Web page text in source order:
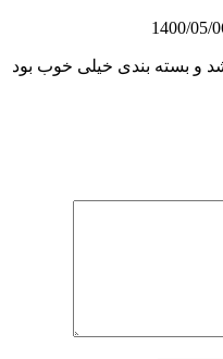
1400/05/
و بسته بندی خیلی خوب بود